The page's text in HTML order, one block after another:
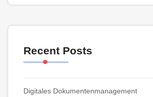
Recent Posts
Digitales Dokumentenmanagement